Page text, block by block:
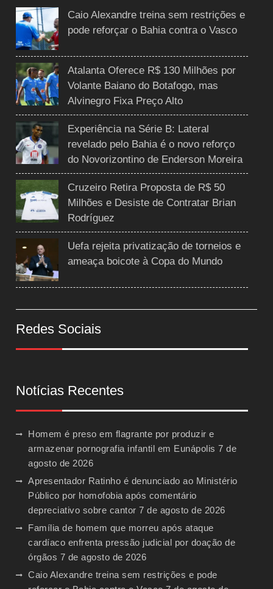
Caio Alexandre treina sem restrições e
pode reforçar o Bahia contra o Vasco
Atalanta Oferece R$ 130 Milhões por
Volante Baiano do Botafogo, mas
Alvinegro Fixa Preço Alto
Experiência na Série B: Lateral
revelado pelo Bahia é o novo reforço
do Novorizontino de Enderson Moreira
Cruzeiro Retira Proposta de R$ 50
Milhões e Desiste de Contratar Brian
Rodríguez
Uefa rejeita privatização de torneios e
ameaça boicote à Copa do Mundo
Redes Sociais
Notícias Recentes
Homem é preso em flagrante por produzir e
armazenar pornografia infantil em Eunápolis 7 de
agosto de 2026
Apresentador Ratinho é denunciado ao Ministério
Público por homofobia após comentário
depreciativo sobre cantor 7 de agosto de 2026
Família de homem que morreu após ataque
cardíaco enfrenta pressão judicial por doação de
órgãos 7 de agosto de 2026
Caio Alexandre treina sem restrições e pode